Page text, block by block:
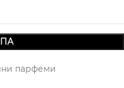
парфеми